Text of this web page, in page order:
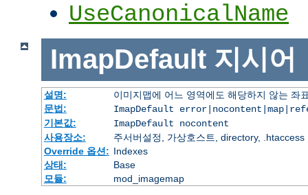
UseCanonicalName
ImapDefault 지시어
설명:
이미지맵에 어느 영역에도 해당하지 않는 좌
문법:
ImapDefault
기본값:
ImapDefault nocontent
사용장소:
주서버설정, 가상호스트, directory, .htaccess
Override 옵션: Indexes
상태:
Base
모듈:
mod_imagemap